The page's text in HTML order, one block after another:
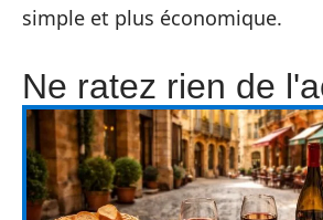
simple et plus économique.
Ne ratez rien de